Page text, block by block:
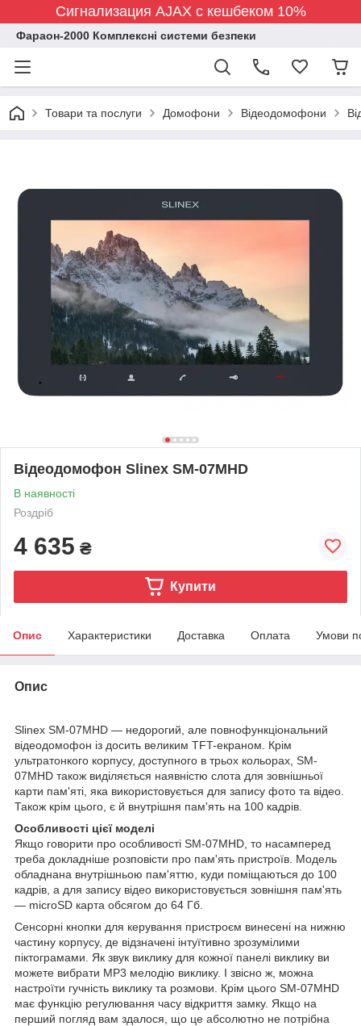
Сигнализация AJAX с кешбеком 10%
Фараон-2000 Комплексні системи безпеки
Товари та послуги Домофони Відеодомофони
Відеодомофон Slinex SM-07MHD
В наявності
Роздріб
4 635 ₴
Купити
Опис Характеристики Доставка Оплата Умови
Опис
Slinex SM-07MHD — недорогий, але повнофункціональний
відеодомофон із досить великим TFT-екраном. Крім
ультратонкого корпусу, доступного в трьох кольорах, SM-
07MHD також виділяється наявністю слота для зовнішньої
карти пам'яті, яка використовується для запису фото та відео.
Також крім цього, є й внутрішня пам'ять на 100 кадрів.
Особливості цієї моделі
Якщо говорити про особливості SM-07MHD, то насамперед
треба докладніше розповісти про пам'ять пристроїв. Модель
обладнана внутрішньою пам'яттю, куди поміщаються до 100
кадрів, а для запису відео використовується зовнішня пам'ять
— microSD карта обсягом до 64 Гб.
Сенсорні кнопки для керування пристроєм винесені на нижню
частину корпусу, де відзначені інтуїтивно зрозумілими
піктограмами. Як звук виклику для кожної панелі виклику ви
можете вибрати MP3 мелодію виклику. І звісно ж, можна
настроїти гучність виклику та розмови. Крім цього SM-07МHD
має функцію регулювання часу відкриття замку. Якщо на
перший погляд вам здалося, що це абсолютно не потрібна